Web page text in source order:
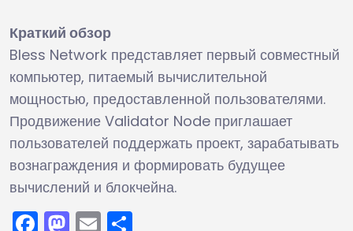
Краткий обзор
Bless Network представляет первый совместный
компьютер, питаемый вычислительной
мощностью, предоставленной пользователями.
Продвижение Validator Node приглашает
пользователей поддержать проект, зарабатывать
вознаграждения и формировать будущее
вычислений и блокчейна.
Facebook
Mastodon
Email